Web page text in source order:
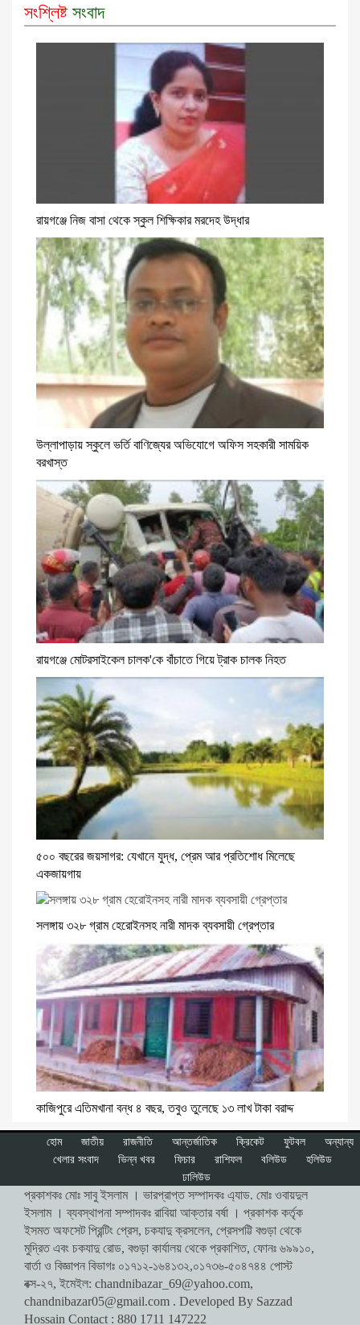
সংশ্লিষ্ট সংবাদ
রায়গঞ্জে নিজ বাসা থেকে স্কুল শিক্ষিকার মরদেহ উদ্ধার
উল্লাপাড়ায় স্কুলে ভর্তি বাণিজ্যের অভিযোগে অফিস সহকারী সাময়িক
বরখাস্ত
রায়গঞ্জে মোটরসাইকেল চালক'কে বাঁচাতে গিয়ে ট্রাক চালক নিহত
৫০০ বছরের জয়সাগর: যেখানে যুদ্ধ, প্রেম আর প্রতিশোধ মিলেছে
একজায়গায়
সলঙ্গায় ৩২৮ গ্রাম হেরোইনসহ নারী মাদক ব্যবসায়ী গ্রেপ্তার
কাজিপুরে এতিমখানা বন্ধ ৪ বছর, তবুও তুলেছে ১৩ লাখ টাকা বরাদ্দ
হোম জাতীয় রাজনীতি আন্তর্জাতিক ক্রিকেট ফুটবল
অন্যান্য
খেলার সংবাদ
ভিন্ন খবর ফিচার রাশিফল বলিউড
হলিউড
ঢালিউড
প্রকাশকঃ মোঃ সাবু ইসলাম । ভারপ্রাপ্ত সম্পাদকঃ এ্যাড. মোঃ ওবায়দুল
ইসলাম । ব্যবস্থাপনা সম্পাদকঃ রাবিয়া আক্তার বর্ষা । প্রকাশক কর্তৃক
ইসমত অফসেট প্রিন্টিং প্রেস, চকযাদু ক্রসলেন, প্রেসপট্টি বগুড়া থেকে
মুদ্রিত এবং চকযাদু রোড, বগুড়া কার্যালয় থেকে প্রকাশিত, ফোনঃ ৬৯৯১০,
বার্তা ও বিজ্ঞাপন বিভাগঃ ০১৭১২-১৬৪১৩২,০১৭৩৬-৫০৪৭৪৪ পোস্ট
বক্স-২৭, ইমেইল: chandnibazar_69@yahoo.com,
chandnibazar05@gmail.com . Developed By Sazzad
Hossain Contact : 880 1711 147222